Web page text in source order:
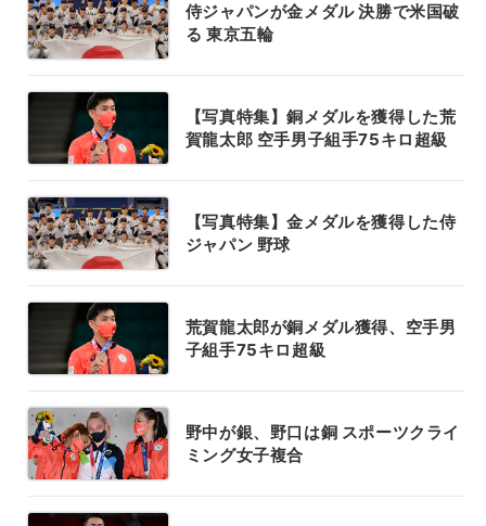
侍ジャパンが金メダル 決勝で米国破
る 東京五輪
【写真特集】銅メダルを獲得した荒
賀龍太郎 空手男子組手75キロ超級
【写真特集】金メダルを獲得した侍
ジャパン 野球
荒賀龍太郎が銅メダル獲得、空手男
子組手75キロ超級
野中が銀、野口は銅 スポーツクライ
ミング女子複合